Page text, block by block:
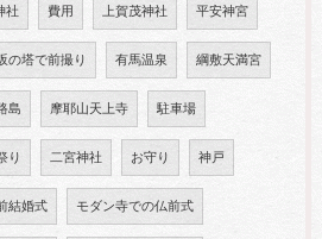
社 費用 上賀茂神社 平安神宮
の塔で前撮り 有馬温泉 綱敷天満宮
島 摩耶山天上寺 駐車場
り 二宮神社 お守り 神戸
結婚式 モダン寺での仏前式